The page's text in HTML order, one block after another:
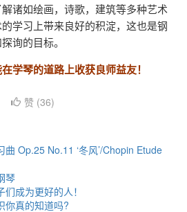
诸如绘画，诗歌，建筑等多种艺术
学习上带来良好的积淀，这也是钢
询的目标。
学琴的道路上收获良师益友！
赞 (36)
曲 Op.25 No.11 ‘冬风’/Chopin Etude
琴
成为更好的人！
你真的知道吗?